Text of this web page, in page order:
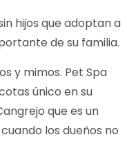
hijos que adoptan a
de su familia.
y mimos. Pet Spa
único en su
que es un
los dueños no